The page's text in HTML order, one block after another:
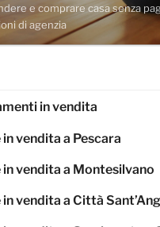
e comprare casa senza
di agenzia
in vendita
in vendita a Pescara
in vendita a Montesilvano
in vendita a Città